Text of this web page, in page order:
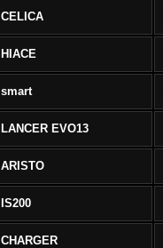
CELICA
HIACE
smart
LANCER EVO13
ARISTO
IS200
CHARGER